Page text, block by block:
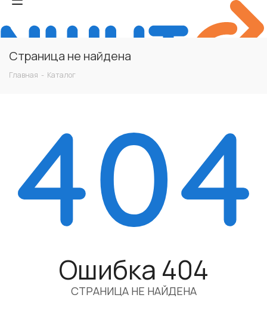
Страница не найдена
Главная - Каталог
Ошибка 404
СТРАНИЦА НЕ НАЙДЕНА